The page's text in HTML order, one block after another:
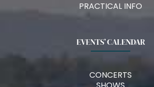
PRACTICAL INFO
EVENTS’ CALENDAR
CONCERTS